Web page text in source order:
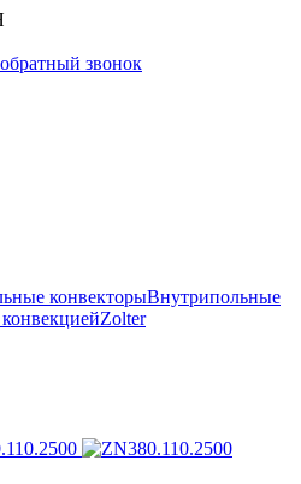
обратный звонок
конвекторыВнутрипольные
Zolter